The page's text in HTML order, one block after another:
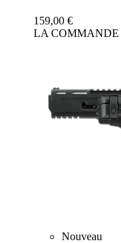
159,00 €
LA COMMANDE
Nouveau